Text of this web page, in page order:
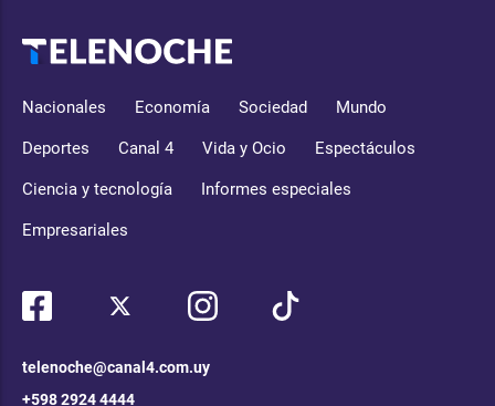
Nacionales Economía Sociedad Mundo
Deportes Canal 4 Vida y Ocio Espectáculos
Ciencia y tecnología Informes especiales
Empresariales
telenoche@canal4.com.uy
+598 2924 4444